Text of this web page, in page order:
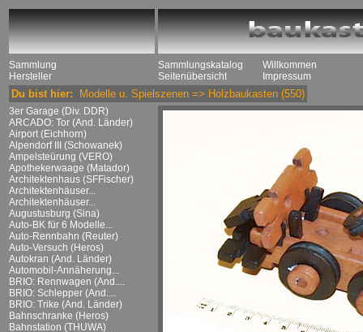
Sammlung
Hersteller
Sammlungskatalog
Seitenübersicht
Willkommen
Impressum
Du bist hier: Modelle u. Spielszenen => Holzbaukasten (550)
3er Garage (Div. DDR)
ARCADO: Tor (And. Länder)
Airport (Eichhorn)
Alpendorf III (Schowanek)
Ampelsteürung (VERO)
Apothekerwaage (Matador)
Architektenhaus (SFFischer)
Architektenhäuser...
Architektenhäuser...
Augustusburg (Sina)
Auto-BK für 6 Modelle...
Auto-Rennbahn (Reuter)
Auto-Versuch (Heros)
Autokran (And. Länder)
Automobil-Annäherung...
BRIO: Rennwagen (And....
BRIO: Schlepper (And....
BRIO: Trike (And. Länder)
Bahnschranke (Heros)
Bahnstation (THUWA)